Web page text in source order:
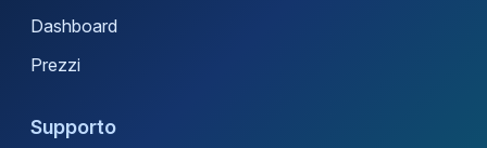
Dashboard
Prezzi
Supporto